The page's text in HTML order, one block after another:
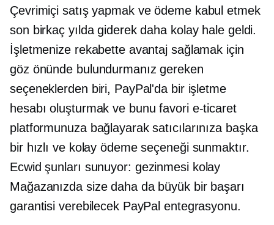
Çevrimiçi satış yapmak ve ödeme kabul etmek
son birkaç yılda giderek daha kolay hale geldi.
İşletmenize rekabette avantaj sağlamak için
göz önünde bulundurmanız gereken
seçeneklerden biri, PayPal'da bir işletme
hesabı oluşturmak ve bunu favori e-ticaret
platformunuza bağlayarak satıcılarınıza başka
bir hızlı ve kolay ödeme seçeneği sunmaktır.
Ecwid şunları sunuyor: gezinmesi kolay
Mağazanızda size daha da büyük bir başarı
garantisi verebilecek PayPal entegrasyonu.